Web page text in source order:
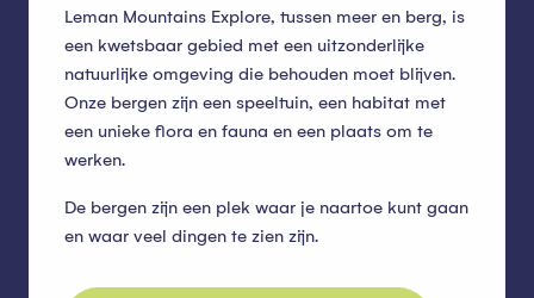
Leman Mountains Explore, tussen meer en berg, is
een kwetsbaar gebied met een uitzonderlijke
natuurlijke omgeving die behouden moet blijven.
Onze bergen zijn een speeltuin, een habitat met
een unieke flora en fauna en een plaats om te
werken.
De bergen zijn een plek waar je naartoe kunt gaan
en waar veel dingen te zien zijn.